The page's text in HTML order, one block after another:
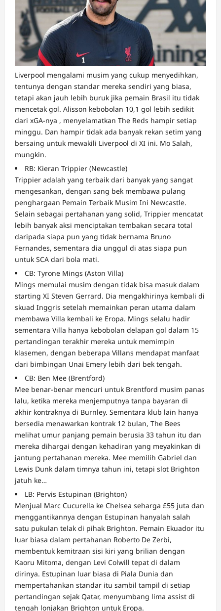
Liverpool mengalami musim yang cukup menyedihkan,
tentunya dengan standar mereka sendiri yang biasa,
tetapi akan jauh lebih buruk jika pemain Brasil itu tidak
mencetak gol. Alisson kebobolan 10,1 gol lebih sedikit
dari xGA-nya , menyelamatkan The Reds hampir setiap
minggu. Dan hampir tidak ada banyak rekan setim yang
bersaing untuk mewakili Liverpool di XI ini. Mo Salah,
mungkin.
RB: Kieran Trippier (Newcastle)
Trippier adalah yang terbaik dari banyak yang sangat
mengesankan, dengan sang bek membawa pulang
penghargaan Pemain Terbaik Musim Ini Newcastle.
Selain sebagai pertahanan yang solid, Trippier mencatat
lebih banyak aksi menciptakan tembakan secara total
daripada siapa pun yang tidak bernama Bruno
Fernandes, sementara dia unggul di atas siapa pun
untuk SCA dari bola mati.
CB: Tyrone Mings (Aston Villa)
Mings memulai musim dengan tidak bisa masuk dalam
starting XI Steven Gerrard. Dia mengakhirinya kembali di
skuad Inggris setelah memainkan peran utama dalam
membawa Villa kembali ke Eropa. Mings selalu hadir
sementara Villa hanya kebobolan delapan gol dalam 15
pertandingan terakhir mereka untuk memimpin
klasemen, dengan beberapa Villans mendapat manfaat
dari bimbingan Unai Emery lebih dari bek tengah.
CB: Ben Mee (Brentford)
Mee benar-benar mencuri untuk Brentford musim panas
lalu, ketika mereka menjemputnya tanpa bayaran di
akhir kontraknya di Burnley. Sementara klub lain hanya
bersedia menawarkan kontrak 12 bulan, The Bees
melihat umur panjang pemain berusia 33 tahun itu dan
mereka dihargai dengan kehadiran yang meyakinkan di
jantung pertahanan mereka. Mee memilih Gabriel dan
Lewis Dunk dalam timnya tahun ini, tetapi slot Brighton
jatuh ke…
LB: Pervis Estupinan (Brighton)
Menjual Marc Cucurella ke Chelsea seharga £55 juta dan
menggantikannya dengan Estupinan hanyalah salah
satu pukulan telak di pihak Brighton. Pemain Ekuador itu
luar biasa dalam pertahanan Roberto De Zerbi,
membentuk kemitraan sisi kiri yang brilian dengan
Kaoru Mitoma, dengan Levi Colwill tepat di dalam
dirinya. Estupinan luar biasa di Piala Dunia dan
mempertahankan standar itu sambil tampil di setiap
pertandingan sejak Qatar, menyumbang lima assist di
tengah lonjakan Brighton untuk Eropa.